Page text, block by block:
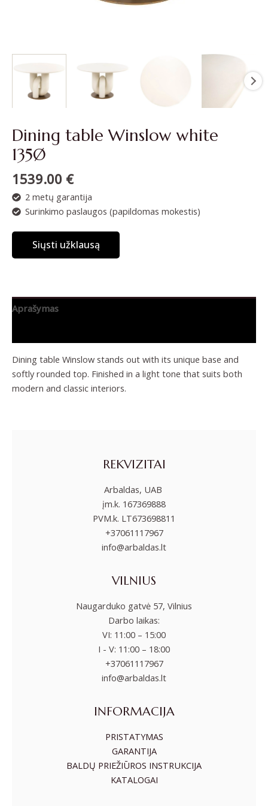
Dining table Winslow white
135Ø
1539.00 €
2 metų garantija
Surinkimo paslaugos (papildomas mokestis)
Siųsti užklausą
Aprašymas
Dining table Winslow stands out with its unique base and
softly rounded top. Finished in a light tone that suits both
modern and classic interiors.
REKVIZITAI
Arbaldas, UAB
įm.k. 167369888
PVM.k. LT673698811
+37061117967
info@arbaldas.lt
VILNIUS
Naugarduko gatvė 57, Vilnius
Darbo laikas:
VI: 11:00 – 15:00
I - V: 11:00 – 18:00
+37061117967
info@arbaldas.lt
INFORMACIJA
PRISTATYMAS
GARANTIJA
BALDŲ PRIEŽIŪROS INSTRUKCIJA
KATALOGAI